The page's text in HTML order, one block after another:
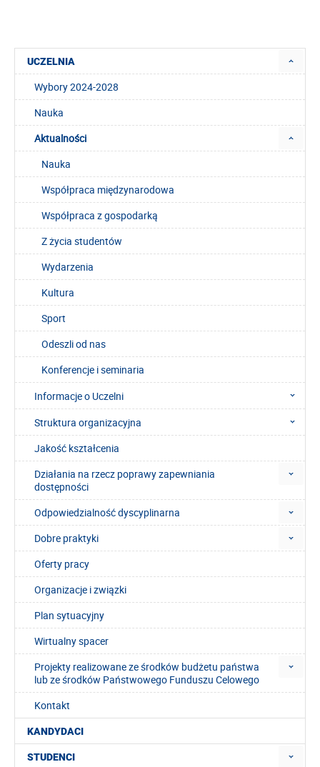
UCZELNIA
Wybory 2024-2028
Nauka
Aktualności
Nauka
Współpraca międzynarodowa
Współpraca z gospodarką
Z życia studentów
Wydarzenia
Kultura
Sport
Odeszli od nas
Konferencje i seminaria
Informacje o Uczelni
Struktura organizacyjna
Jakość kształcenia
Działania na rzecz poprawy zapewniania
dostępności
Odpowiedzialność dyscyplinarna
Dobre praktyki
Oferty pracy
Organizacje i związki
Plan sytuacyjny
Wirtualny spacer
Projekty realizowane ze środków budżetu państwa
lub ze środków Państwowego Funduszu Celowego
Kontakt
KANDYDACI
STUDENCI